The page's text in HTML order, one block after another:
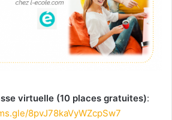
virtuelle (10 places gratuites):
8pvJ78kaVyWZcpSw7